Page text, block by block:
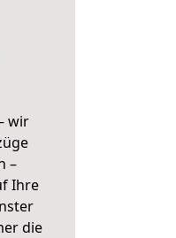
wir
–
Ihre
die